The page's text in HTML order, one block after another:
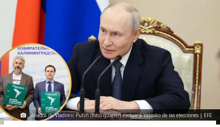
Aliados de Vladimir Putin (foto) quieren excluir a Yábloko de las elecciones | EFE